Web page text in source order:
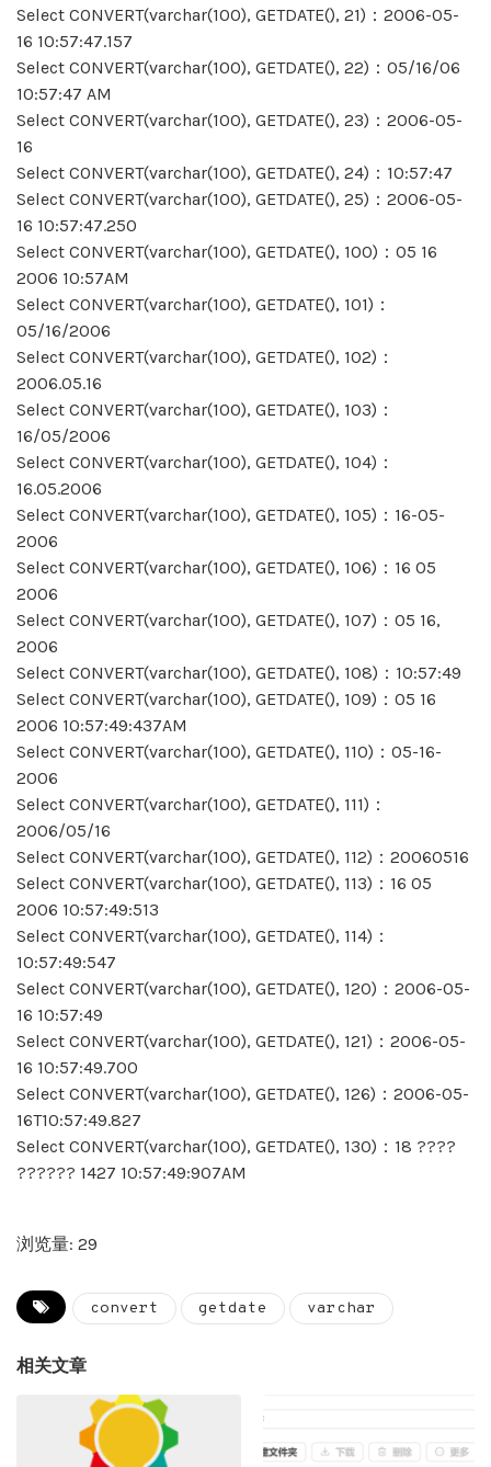
Select CONVERT(varchar(100), GETDATE(), 21)：2006-05-
16 10:57:47.157
Select CONVERT(varchar(100), GETDATE(), 22)：05/16/06
10:57:47 AM
Select CONVERT(varchar(100), GETDATE(), 23)：2006-05-
16
Select CONVERT(varchar(100), GETDATE(), 24)：10:57:47
Select CONVERT(varchar(100), GETDATE(), 25)：2006-05-
16 10:57:47.250
Select CONVERT(varchar(100), GETDATE(), 100)：05 16
2006 10:57AM
Select CONVERT(varchar(100), GETDATE(), 101)：
05/16/2006
Select CONVERT(varchar(100), GETDATE(), 102)：
2006.05.16
Select CONVERT(varchar(100), GETDATE(), 103)：
16/05/2006
Select CONVERT(varchar(100), GETDATE(), 104)：
16.05.2006
Select CONVERT(varchar(100), GETDATE(), 105)：16-05-
2006
Select CONVERT(varchar(100), GETDATE(), 106)：16 05
2006
Select CONVERT(varchar(100), GETDATE(), 107)：05 16,
2006
Select CONVERT(varchar(100), GETDATE(), 108)：10:57:49
Select CONVERT(varchar(100), GETDATE(), 109)：05 16
2006 10:57:49:437AM
Select CONVERT(varchar(100), GETDATE(), 110)：05-16-
2006
Select CONVERT(varchar(100), GETDATE(), 111)：
2006/05/16
Select CONVERT(varchar(100), GETDATE(), 112)：20060516
Select CONVERT(varchar(100), GETDATE(), 113)：16 05
2006 10:57:49:513
Select CONVERT(varchar(100), GETDATE(), 114)：
10:57:49:547
Select CONVERT(varchar(100), GETDATE(), 120)：2006-05-
16 10:57:49
Select CONVERT(varchar(100), GETDATE(), 121)：2006-05-
16 10:57:49.700
Select CONVERT(varchar(100), GETDATE(), 126)：2006-05-
16T10:57:49.827
Select CONVERT(varchar(100), GETDATE(), 130)：18 ????
?????? 1427 10:57:49:907AM
浏览量: 29
convert getdate varchar
相关文章